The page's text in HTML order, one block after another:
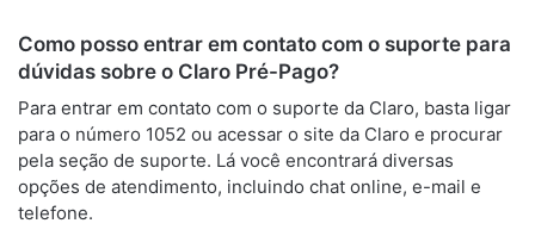
Como posso entrar em contato com o suporte para
dúvidas sobre o Claro Pré-Pago?
Para entrar em contato com o suporte da Claro, basta ligar
para o número 1052 ou acessar o site da Claro e procurar
pela seção de suporte. Lá você encontrará diversas
opções de atendimento, incluindo chat online, e-mail e
telefone.